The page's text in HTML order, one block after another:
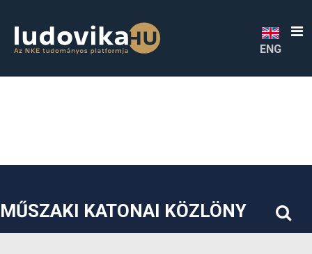
##plugins.themes.bootstrap3.accessible_menu.sidebar##
ENG
MŰSZAKI KATONAI KÖZLÖNY